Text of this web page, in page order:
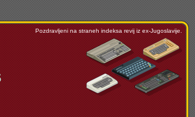
Pozdravljeni na straneh indeksa revij iz ex-Jugoslavije.